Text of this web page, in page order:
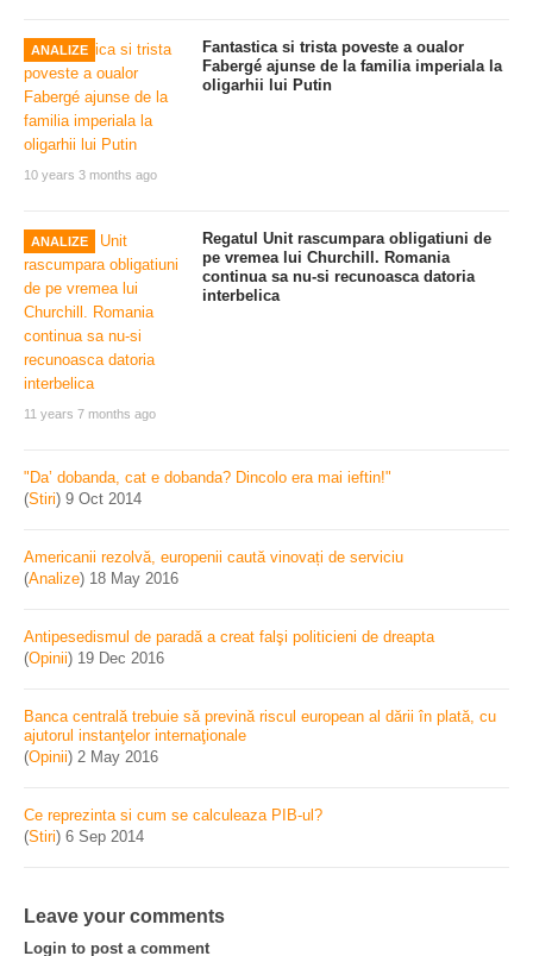
ANALIZE
10 years 3 months ago
Fantastica si trista poveste a oualor
Fabergé ajunse de la familia imperiala la
oligarhii lui Putin
ANALIZE
11 years 7 months ago
Regatul Unit rascumpara obligatiuni de
pe vremea lui Churchill. Romania
continua sa nu-si recunoasca datoria
interbelica
"Da’ dobanda, cat e dobanda? Dincolo era mai ieftin!"
(Stiri) 9 Oct 2014
Americanii rezolvă, europenii caută vinovați de serviciu
(Analize) 18 May 2016
Antipesedismul de paradă a creat falşi politicieni de dreapta
(Opinii) 19 Dec 2016
Banca centrală trebuie să prevină riscul european al dării în plată, cu
ajutorul instanţelor internaţionale
(Opinii) 2 May 2016
Ce reprezinta si cum se calculeaza PIB-ul?
(Stiri) 6 Sep 2014
Leave your comments
Login to post a comment